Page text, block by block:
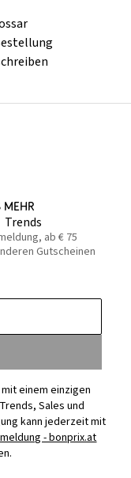
Trends
ab € 75
Gutscheinen
einem einzigen
Sales und
kann jederzeit mit
- bonprix.at